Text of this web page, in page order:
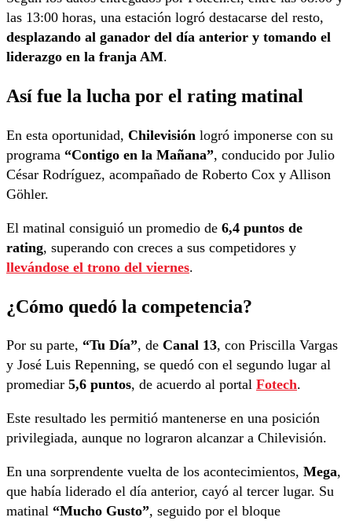
las 13:00 horas, una estación logró destacarse del resto,
desplazando al ganador del día anterior y tomando el
liderazgo en la franja AM.
Así fue la lucha por el rating matinal
En esta oportunidad, Chilevisión logró imponerse con su
programa “Contigo en la Mañana”, conducido por Julio
César Rodríguez, acompañado de Roberto Cox y Allison
Göhler.
El matinal consiguió un promedio de 6,4 puntos de
rating, superando con creces a sus competidores y
llevándose el trono del viernes.
¿Cómo quedó la competencia?
Por su parte, “Tu Día”, de Canal 13, con Priscilla Vargas
y José Luis Repenning, se quedó con el segundo lugar al
promediar 5,6 puntos, de acuerdo al portal Fotech.
Este resultado les permitió mantenerse en una posición
privilegiada, aunque no lograron alcanzar a Chilevisión.
En una sorprendente vuelta de los acontecimientos, Mega,
que había liderado el día anterior, cayó al tercer lugar. Su
matinal “Mucho Gusto”, seguido por el bloque